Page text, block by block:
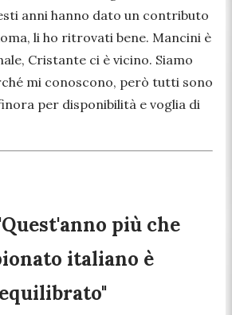
anni hanno dato un contributo
li ho ritrovati bene. Mancini è
Cristante ci è vicino. Siamo
mi conoscono, però tutti sono
per disponibilità e voglia di
più che
italiano è